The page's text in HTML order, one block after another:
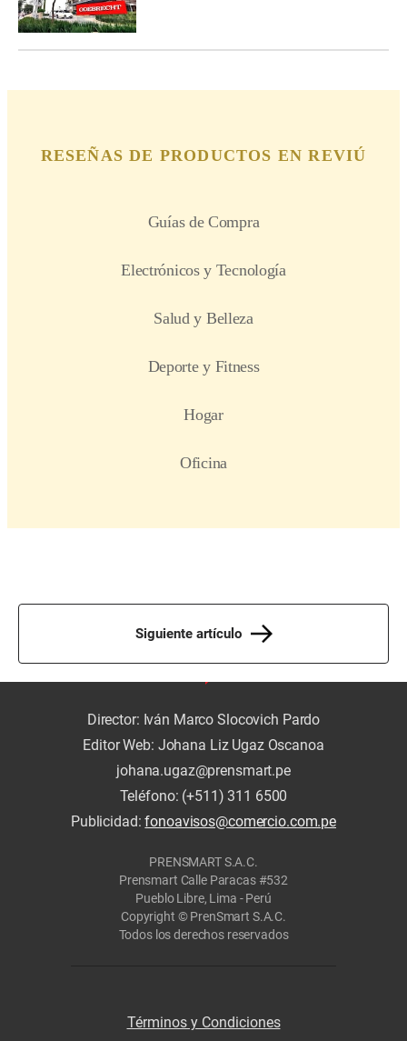
Siguiente artículo
Director: Iván Marco Slocovich Pardo
Editor Web: Johana Liz Ugaz Oscanoa
johana.ugaz@prensmart.pe
Teléfono: (+511) 311 6500
Publicidad:fonoavisos@comercio.com.pe
PRENSMART S.A.C.
Prensmart Calle Paracas #532
Pueblo Libre, Lima - Perú
Copyright © PrenSmart S.A.C.
Todos los derechos reservados
Términos y Condiciones